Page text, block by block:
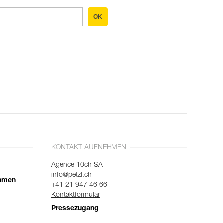
OK
KONTAKT AUFNEHMEN
Agence 10ch SA
info@petzl.ch
+41 21 947 46 66
Kontaktformular
Pressezugang